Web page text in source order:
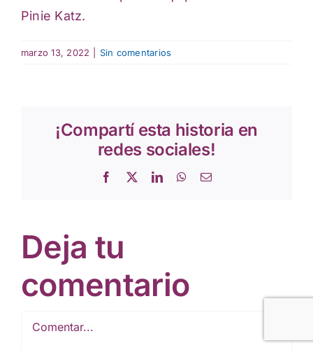
Pinie Katz.
marzo 13, 2022 Sin comentarios
¡Compartí esta historia en
redes sociales!
Facebook
X LinkedInWhatsApp
Correo
Deja tu
comentario
Comentar